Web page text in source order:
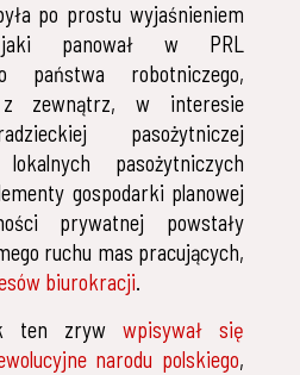
po prostu wyjaśnieniem
panował w PRL
państwa robotniczego,
z zewnątrz, w interesie
pasożytniczej
pasożytniczych
gospodarki planowej
prywatnej powstały
ruchu mas pracujących,
biurokracji.
ten zrywwpisywał się
narodu polskiego,